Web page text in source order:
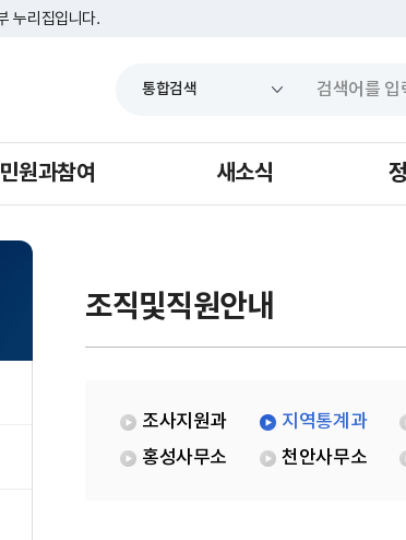
누리집입니다.
민원과참여 새소식
조직및직원안내
조사지원과 지역통계과
홍성사무소
천안사무소